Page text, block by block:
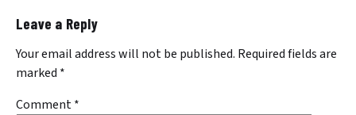
Leave a Reply
Your email address will not be published. Required fields are
marked *
Comment*